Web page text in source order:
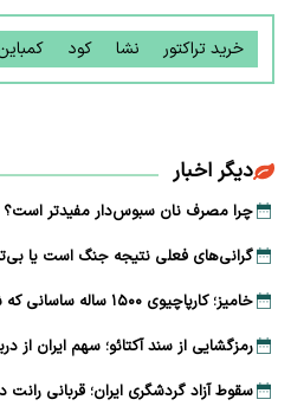
خرید تراکتور نشا کود
دیگر اخبار
چرا مصرف نان سبوس‌دار مفیدتر است؟
گرانی‌های فعلی نتیجه جنگ است یا
خامیز؛ کارپاچیوی ۱۵۰۰ ساله ساسانی که شما را غافلگیر می‌کند!
رمزگشایی از سند آکتائو؛ سهم ایران از
سقوط آزاد گردشگری ایران؛ قربانی رانت